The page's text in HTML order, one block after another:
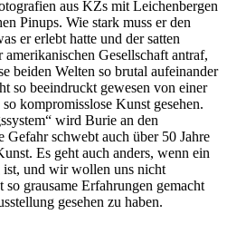
aus KZs mit Leichenbergen
Pinups. Wie stark muss er den
er erlebt hatte und der satten
Gesellschaft antraf,
beiden Welten so brutal aufeinander
so beeindruckt gewesen von einer
kompromisslose Kunst gesehen.
wird Burie an den
Gefahr schwebt auch über 50 Jahre
Es geht auch anders, wenn ein
und wir wollen uns nicht
so grausame Erfahrungen gemacht
gesehen zu haben.